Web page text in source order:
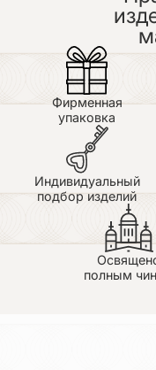
ещё проще. Его
Недостатки: Их
высоком проф.
Фирменная
упаковка
Индивидуальный
подбор изделий
полным